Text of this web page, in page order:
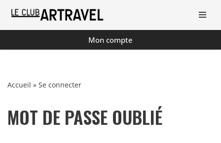
contenu
Mon compte
Accueil » Se connecter
MOT DE PASSE OUBLIÉ